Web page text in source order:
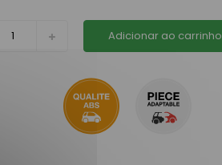
Adicionar ao carrinho